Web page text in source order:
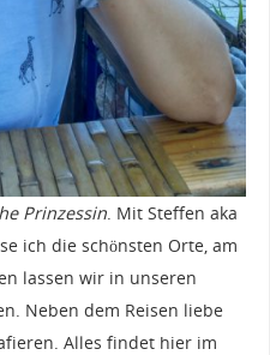
Prinzessin. Mit Steffen aka
ich die schönsten Orte, am
lassen wir in unseren
Neben dem Reisen liebe
Alles findet hier im